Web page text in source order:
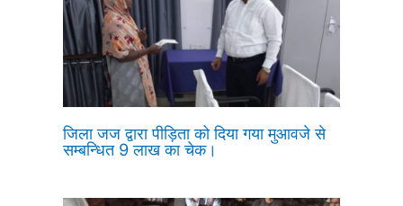
जिला जज द्वारा पीड़िता को दिया गया मुआवजे से
सम्बन्धित 9 लाख का चेक।